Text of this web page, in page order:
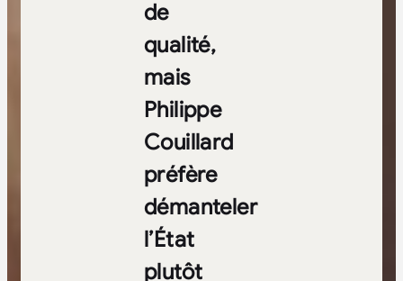
de
qualité,
mais
Philippe
Couillard
préfère
démanteler
l’État
plutôt